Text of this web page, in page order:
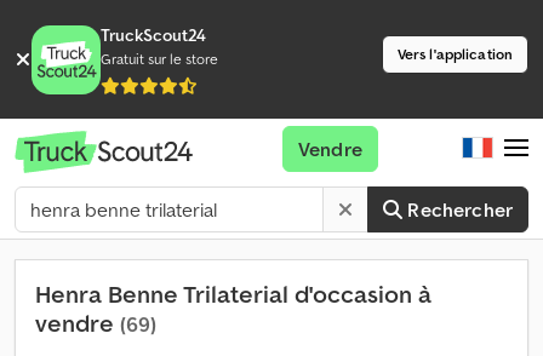
TruckScout24
Gratuit sur le store Vers l'application
Rechercher
Vendre
Henra Benne Trilaterial d'occasion à
vendre (69)